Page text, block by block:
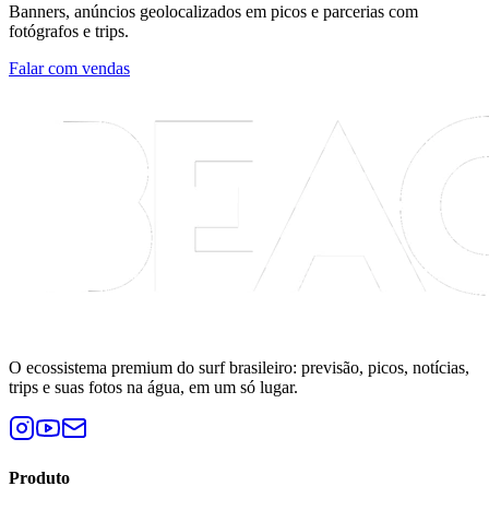
Banners, anúncios geolocalizados em picos e parcerias com
fotógrafos e trips.
Falar com vendas
O ecossistema premium do surf brasileiro: previsão, picos, notícias,
trips e suas fotos na água, em um só lugar.
Produto